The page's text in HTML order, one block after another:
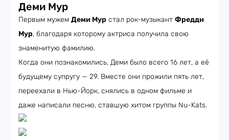
Деми Мур
Первым мужем Деми Мур стал рок-музыкант Фредди
Мур, благодаря которому актриса получила свою
знаменитую фамилию.
Когда они познакомились, Деми было всего 16 лет, а её
будущему супругу — 29. Вместе они прожили пять лет,
переехали в Нью-Йорк, снялись в одном фильме и
даже написали песню, ставшую хитом группы Nu-Kats.